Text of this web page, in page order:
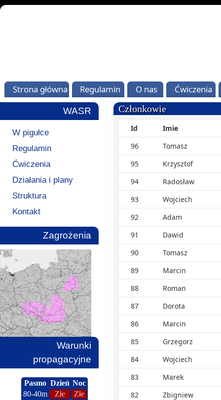
Strona główna Regulamin O nas Ćwiczenia
Członkowie
Id
Imie
96
Tomasz
95
Krzysztof
94
Radosław
93
Wojciech
92
Adam
91
Dawid
90
Tomasz
89
Marcin
88
Roman
87
Dorota
86
Marcin
85
Grzegorz
84
Wojciech
83
Marek
82
Zbigniew
WASR
W pigułce
Regulamin
Ćwiczenia
Działania i plany
Struktura
Kontakt
Zagrożenia
Warunki
propagacyjne